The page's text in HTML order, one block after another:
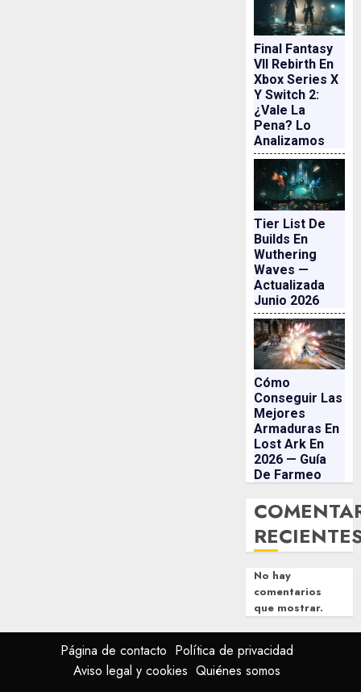
Final Fantasy
VII Rebirth En
Xbox Series X
Y Switch 2:
¿vale La
Pena? Lo
Analizamos
Tier List De
Builds En
Wuthering
Waves —
Actualizada
Junio 2026
Cómo
Conseguir Las
Mejores
Armaduras En
Lost Ark En
2026 — Guía
De Farmeo
No hay
comentarios
que mostrar.
Página de contacto Política de privacidad
Aviso legal y cookies Quiénes somos